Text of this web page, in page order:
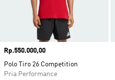
Harga
Rp.550.000,00
Polo Tiro 26 Competition
Pria Performance